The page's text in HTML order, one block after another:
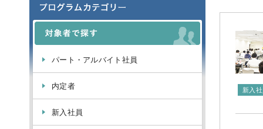
パート・アルバイト社員
内定者
新入社員
新入